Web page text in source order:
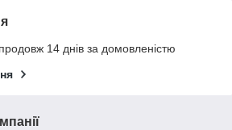
14 днів за домовленістю